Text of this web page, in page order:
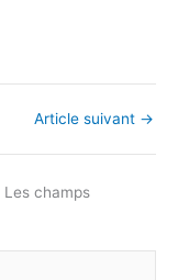
Article suivant →
Les champs